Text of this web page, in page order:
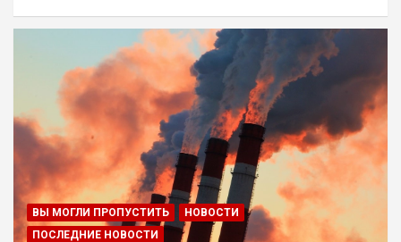
ВЫ МОГЛИ ПРОПУСТИТЬ
НОВОСТИ
ПОСЛЕДНИЕ НОВОСТИ